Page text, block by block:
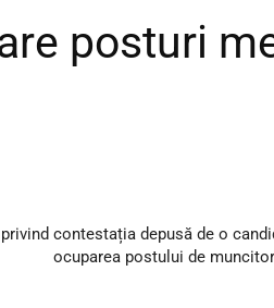
posturi
contestația depusă de o
ocuparea postului de